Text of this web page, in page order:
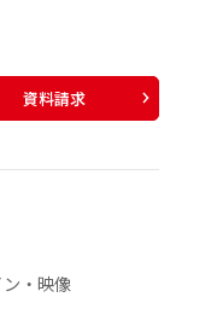
資料請求
・映像